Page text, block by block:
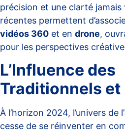
précision et une clarté
récentes permettent
vidéos 360 et en drone,
pour les perspectives
L’Influence des
Traditionnels et
À l’horizon 2024, l’univers de l’
cesse de se réinventer en